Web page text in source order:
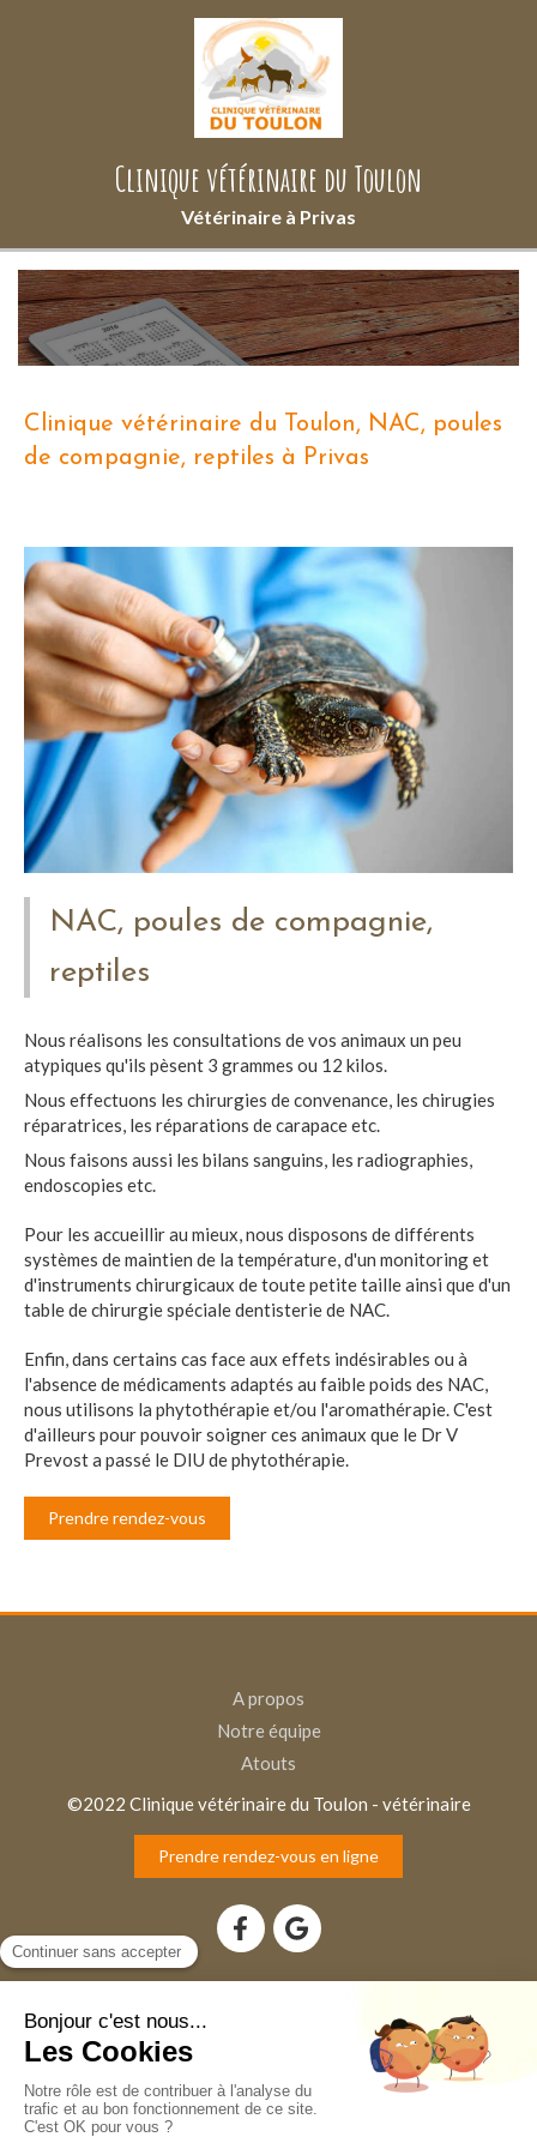
Clinique vétérinaire du Toulon
Vétérinaire à Privas
Clinique vétérinaire du Toulon, NAC, poules
de compagnie, reptiles à Privas
NAC, poules de compagnie,
reptiles
Nous réalisons les consultations de vos animaux un peu
atypiques qu'ils pèsent 3 grammes ou 12 kilos.
Nous effectuons les chirurgies de convenance, les chirugies
réparatrices, les réparations de carapace etc.
Nous faisons aussi les bilans sanguins, les radiographies,
endoscopies etc.
Pour les accueillir au mieux, nous disposons de différents
systèmes de maintien de la température, d'un monitoring et
d'instruments chirurgicaux de toute petite taille ainsi que d'un
table de chirurgie spéciale dentisterie de NAC.
Enfin, dans certains cas face aux effets indésirables ou à
l'absence de médicaments adaptés au faible poids des NAC,
nous utilisons la phytothérapie et/ou l'aromathérapie. C'est
d'ailleurs pour pouvoir soigner ces animaux que le Dr V
Prevost a passé le DIU de phytothérapie.
Prendre rendez-vous
A propos
Notre équipe
Atouts
©2022 Clinique vétérinaire du Toulon - vétérinaire
Prendre rendez-vous en ligne
Création et référencement du site par Simplébo